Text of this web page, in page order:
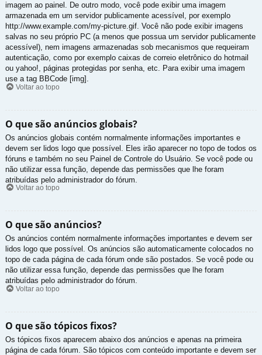
imagem ao painel. De outro modo, você pode exibir uma imagem
armazenada em um servidor publicamente acessível, por exemplo
http://www.example.com/my-picture.gif. Você não pode exibir imagens
salvas no seu próprio PC (a menos que possua um servidor publicamente
acessível), nem imagens armazenadas sob mecanismos que requeiram
autenticação, como por exemplo caixas de correio eletrônico do hotmail
ou yahoo!, páginas protegidas por senha, etc. Para exibir uma imagem
use a tag BBCode [img].
Voltar ao topo
O que são anúncios globais?
Os anúncios globais contém normalmente informações importantes e
devem ser lidos logo que possível. Eles irão aparecer no topo de todos os
fóruns e também no seu Painel de Controle do Usuário. Se você pode ou
não utilizar essa função, depende das permissões que lhe foram
atribuídas pelo administrador do fórum.
Voltar ao topo
O que são anúncios?
Os anúncios contém normalmente informações importantes e devem ser
lidos logo que possível. Os anúncios são automaticamente colocados no
topo de cada página de cada fórum onde são postados. Se você pode ou
não utilizar essa função, depende das permissões que lhe foram
atribuídas pelo administrador do fórum.
Voltar ao topo
O que são tópicos fixos?
Os tópicos fixos aparecem abaixo dos anúncios e apenas na primeira
página de cada fórum. São tópicos com conteúdo importante e devem ser